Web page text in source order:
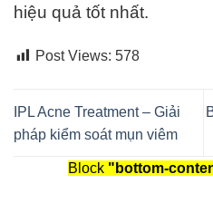
hiệu quả tốt nhất.
Post Views: 578
IPL Acne Treatment – Giải
pháp kiểm soát mụn viêm
Block "bottom-